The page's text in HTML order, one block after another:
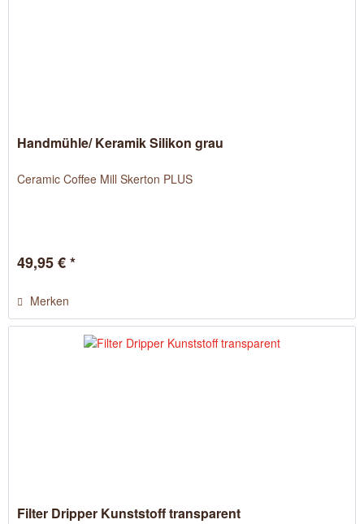
Handmühle/ Keramik Silikon grau
Ceramic Coffee Mill Skerton PLUS
49,95 € *
Merken
Filter Dripper Kunststoff transparent